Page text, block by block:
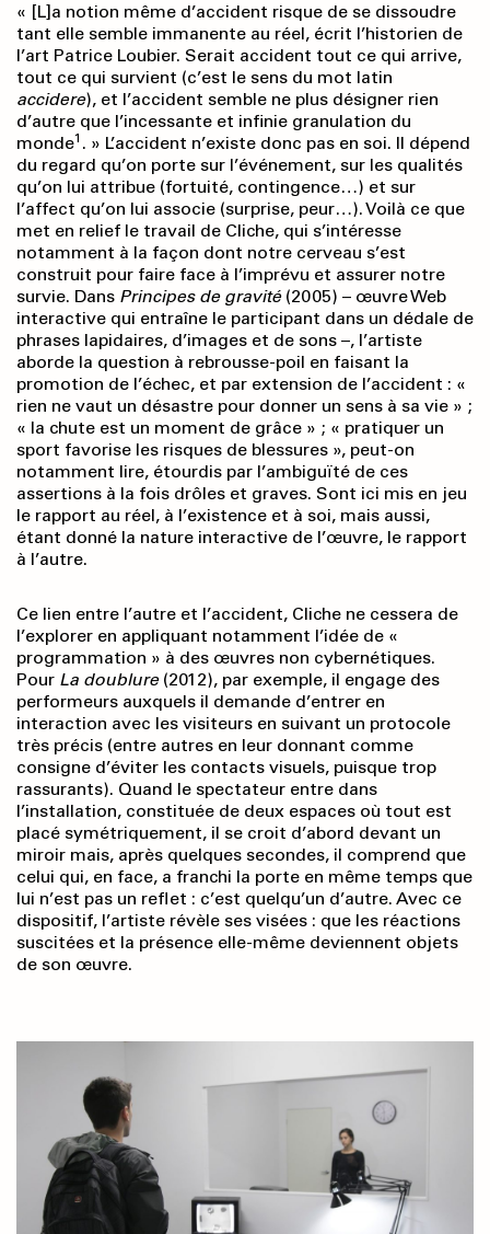
« [L]a notion même d’accident risque de se dissoudre
tant elle semble immanente au réel, écrit l’historien de
l’art Patrice Loubier. Serait accident tout ce qui arrive,
tout ce qui survient (c’est le sens du mot latin
accidere), et l’accident semble ne plus désigner rien
d’autre que l’incessante et infinie granulation du
monde1 . » L’accident n’existe donc pas en soi. Il dépend
du regard qu’on porte sur l’événement, sur les qualités
qu’on lui attribue (fortuité, contingence…) et sur
l’affect qu’on lui associe (surprise, peur…). Voilà ce que
met en relief le travail de Cliche, qui s’intéresse
notamment à la façon dont notre cerveau s’est
construit pour faire face à l’imprévu et assurer notre
survie. Dans Principes de gravité(2005) – œuvre Web
interactive qui entraîne le participant dans un dédale de
phrases lapidaires, d’images et de sons –, l’artiste
aborde la question à rebrousse-poil en faisant la
promotion de l’échec, et par extension de l’accident : «
rien ne vaut un désastre pour donner un sens à sa vie » ;
« la chute est un moment de grâce » ; « pratiquer un
sport favorise les risques de blessures », peut-on
notamment lire, étourdis par l’ambiguïté de ces
assertions à la fois drôles et graves. Sont ici mis en jeu
le rapport au réel, à l’existence et à soi, mais aussi,
étant donné la nature interactive de l’œuvre, le rapport
à l’autre.
Ce lien entre l’autre et l’accident, Cliche ne cessera de
l’explorer en appliquant notamment l’idée de «
programmation » à des œuvres non cybernétiques.
Pour La doublure (2012), par exemple, il engage des
performeurs auxquels il demande d’entrer en
interaction avec les visiteurs en suivant un protocole
très précis (entre autres en leur donnant comme
consigne d’éviter les contacts visuels, puisque trop
rassurants). Quand le spectateur entre dans
l’installation, constituée de deux espaces où tout est
placé symétriquement, il se croit d’abord devant un
miroir mais, après quelques secondes, il comprend que
celui qui, en face, a franchi la porte en même temps que
lui n’est pas un reflet : c’est quelqu’un d’autre. Avec ce
dispositif, l’artiste révèle ses visées : que les réactions
suscitées et la présence elle-même deviennent objets
de son œuvre.